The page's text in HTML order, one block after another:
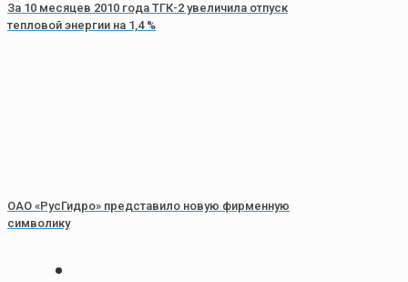
За 10 месяцев 2010 года ТГК-2 увеличила отпуск
тепловой энергии на 1,4 %
ОАО «РусГидро» представило новую фирменную
символику